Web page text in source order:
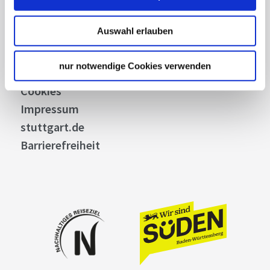
Auswahl erlauben
nur notwendige Cookies verwenden
Allgemeine Geschäftsbedingungen
Widerruf
Kontakt
Cookies
Impressum
stuttgart.de
Barrierefreiheit